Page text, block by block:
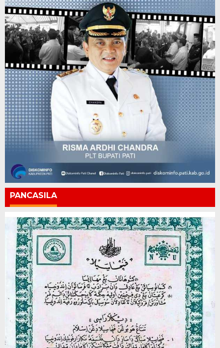
PANCASILA